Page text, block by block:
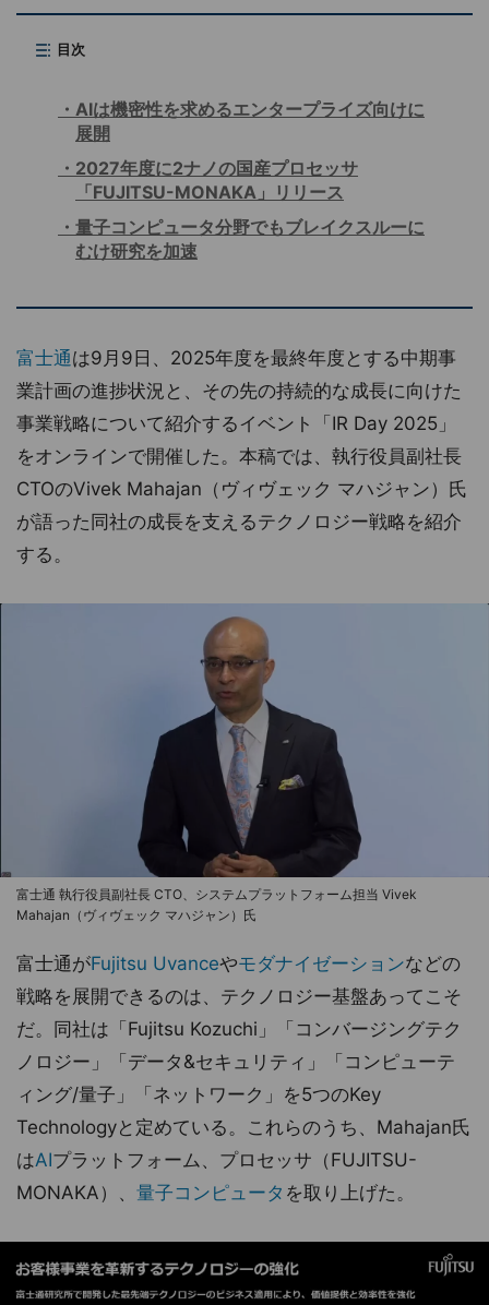
目次
AIは機密性を求めるエンタープライズ向けに
展開
2027年度に2ナノの国産プロセッサ
「FUJITSU-MONAKA」リリース
量子コンピュータ分野でもブレイクスルーに
むけ研究を加速
富士通は9月9日、2025年度を最終年度とする中期事
業計画の進捗状況と、その先の持続的な成長に向けた
事業戦略について紹介するイベント「IR Day 2025」
をオンラインで開催した。本稿では、執行役員副社長
CTOのVivek Mahajan（ヴィヴェック マハジャン）氏
が語った同社の成長を支えるテクノロジー戦略を紹介
する。
富士通 執行役員副社長 CTO、システムプラットフォーム担当 Vivek
Mahajan（ヴィヴェック マハジャン）氏
富士通がFujitsu Uvanceやモダナイゼーションなどの
戦略を展開できるのは、テクノロジー基盤あってこそ
だ。同社は「Fujitsu Kozuchi」「コンバージングテク
ノロジー」「データ&セキュリティ」「コンピューテ
ィング/量子」「ネットワーク」を5つのKey
Technologyと定めている。これらのうち、Mahajan氏
はAIプラットフォーム、プロセッサ（FUJITSU-
MONAKA）、 量子コンピュータ を取り上げた。